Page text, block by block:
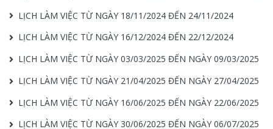
LỊCH LÀM VIỆC TỪ NGÀY 18/11/2024 ĐẾN 24/11/2024
LỊCH LÀM VIỆC TỪ NGÀY 16/12/2024 ĐẾN 22/12/2024
LỊCH LÀM VIỆC TỪ NGÀY 03/03/2025 ĐẾN NGÀY 09/03/2025
LỊCH LÀM VIỆC TỪ NGÀY 21/04/2025 ĐẾN NGÀY 27/04/2025
LỊCH LÀM VIỆC TỪ NGÀY 16/06/2025 ĐẾN NGÀY 22/06/2025
LỊCH LÀM VIỆC TỪ NGÀY 30/06/2025 ĐẾN NGÀY 06/07/2025